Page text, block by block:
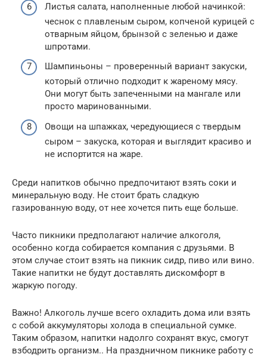
Листья салата, наполненные любой начинкой:
чеснок с плавленым сыром, копченой курицей с
отварным яйцом, брынзой с зеленью и даже
шпротами.
Шампиньоны – проверенный вариант закуски,
который отлично подходит к жареному мясу.
Они могут быть запеченными на мангале или
просто маринованными.
Овощи на шпажках, чередующиеся с твердым
сыром – закуска, которая и выглядит красиво и
не испортится на жаре.
Среди напитков обычно предпочитают взять соки и
минеральную воду. Не стоит брать сладкую
газированную воду, от нее хочется пить еще больше.
Часто пикники предполагают наличие алкоголя,
особенно когда собирается компания с друзьями. В
этом случае стоит взять на пикник сидр, пиво или вино.
Такие напитки не будут доставлять дискомфорт в
жаркую погоду.
Важно! Алкоголь лучше всего охладить дома или взять
с собой аккумуляторы холода в специальной сумке.
Таким образом, напитки надолго сохранят вкус, смогут
взбодрить организм.. На праздничном пикнике работу с